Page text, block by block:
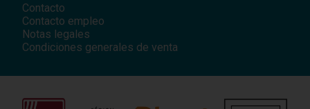
Contacto
Contacto empleo
Notas legales
Condiciones generales de venta